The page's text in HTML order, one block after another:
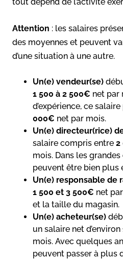
Attention : les salaires
des moyennes et peuvent
d’une situation à une autre.
Un(e) vendeur(se)
1 500 à 2 500€ net par
d’expérience, ce
000€ net par mois.
Un(e) directeur(rice)
salaire compris entre 2
mois. Dans les
peuvent être bien plus
Un(e) responsable de
1 500 et 3 500€ net
et la taille du magasin.
Un(e) acheteur(se)
un salaire net d’environ
mois. Avec quelques
peuvent passer à plus